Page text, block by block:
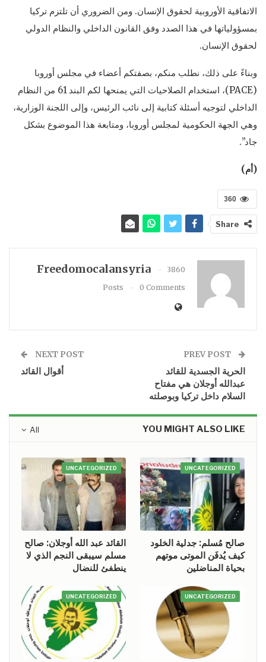
الاتفاقية الأوروبية لحقوق الإنسان. ومن الضروري أن تلتزم تركيا
بمسؤولياتها في هذا الصدد وفق القانون الداخلي والنظام الدولي
لحقوق الإنسان.
وبناءً على ذلك، نطلب منكم، بصفتكم أعضاء في مجلس أوروبا
(PACE)، استخدام الصلاحيات التي يمنحها لكم البند 61 من النظام
الداخلي لتوجيه أسئلة كتابية إلى نائب الرئيس، وإلى اللجنة الوزارية،
وهي الجهة الحكومية لمجلس أوروبا، ومتابعة هذا الموضوع بشكل
جاد”.
(أم)
360
Share
Freedomocalansyria
3860
Posts
0 Comments
الحرية الجسدية للقائد
عبدالله أوجلان هي مفتاح
السلام داخل تركيا وبوصلته
NEXT POST
أقوال القائد
All YOU MIGHT ALSO LIKE
UNCATEGORIZED
صالح مُسلم: جدلية الخلود
كيف يُدفَن الموتى موتهم
بحياة المناضلين
UNCATEGORIZED
القائد عبد الله أوجلان: صالح
مسلم سيبقى النجم الذي لا
ينطفئ للنضال
UNCATEGORIZED
UNCATEGORIZED